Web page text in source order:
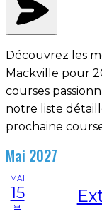
Découvrez les
Mackville pour
courses
notre liste
prochaine
Mai 2027
MAI
15
sa